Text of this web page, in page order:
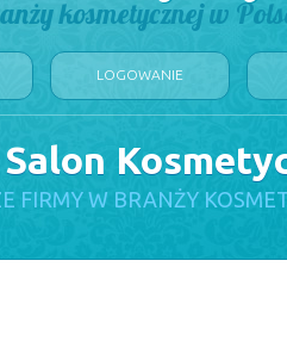
kosmetycznej w
LOGOWANIE
FIRMY W BRANŻY